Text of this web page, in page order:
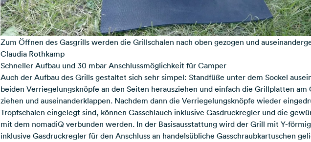
Zum Öffnen des Gasgrills werden die Grillschalen nach oben gezogen und
Claudia Rothkamp
Schneller Aufbau und 30 mbar Anschlussmöglichkeit für Camper
Auch der Aufbau des Grills gestaltet sich sehr simpel: Standfüße unter dem Sockel
beiden Verriegelungsknöpfe an den Seiten herausziehen und einfach die Grillplatten am
ziehen und auseinanderklappen. Nachdem dann die Verriegelungsknöpfe wieder
Tropfschalen eingelegt sind, können Gasschlauch inklusive Gasdruckregler und die
mit dem nomadiQ verbunden werden. In der Basisausstattung wird der Grill mit Y-
inklusive Gasdruckregler für den Anschluss an handelsübliche Gasschraubkartuschen